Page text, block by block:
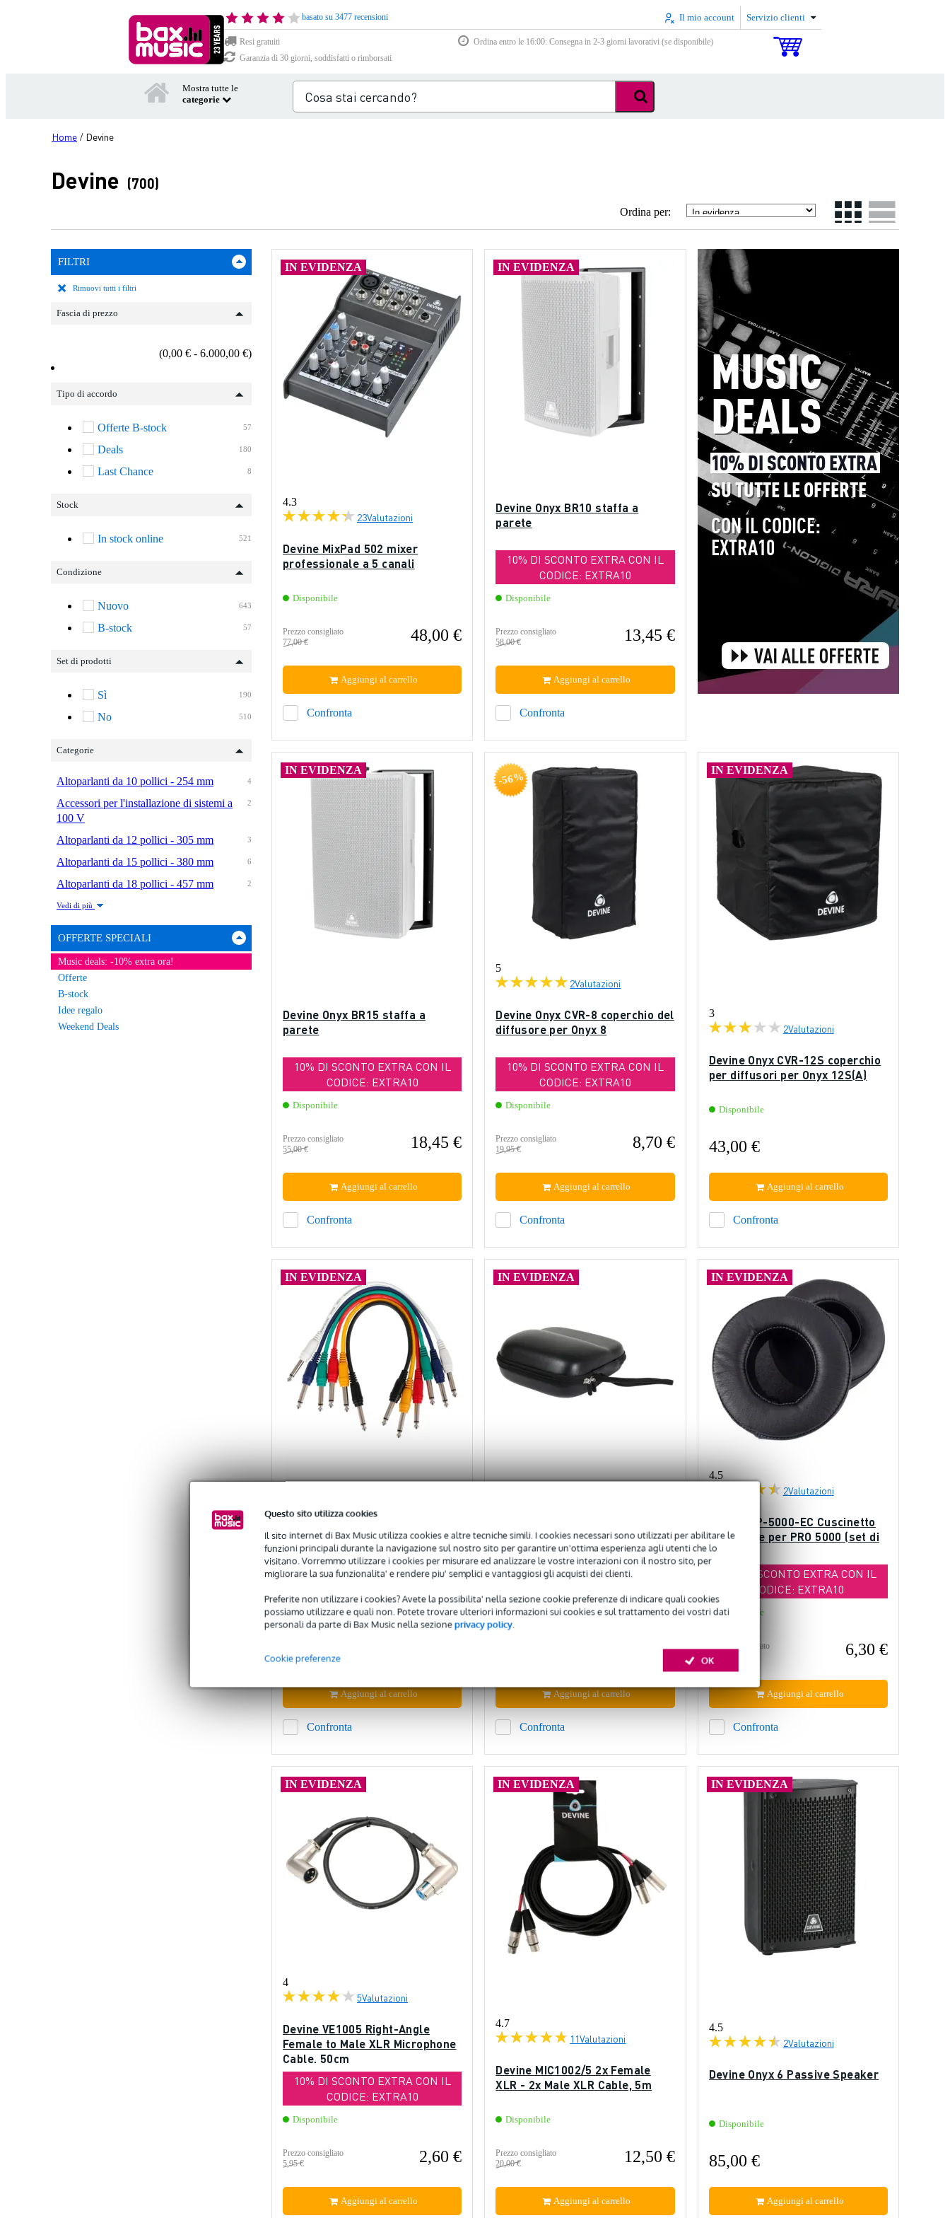
Questo sito utilizza cookies
Il sito internet di Bax Music utilizza cookies e altre tecniche simili. I cookies necessari sono utilizzati per abilitare le
funzioni principali durante la navigazione sul nostro sito per garantire un'ottima esperienza agli utenti che lo
visitano. Vorremmo utilizzare i cookies per misurare ed analizzare le vostre interazioni con il nostro sito, per
migliorare la sua funzionalita' e rendere piu' semplici e vantaggiosi gli acquisti dei clienti.
Preferite non utilizzare i cookies? Avete la possibilita' nella sezione cookie preferenze di indicare quali cookies
possiamo utilizzare e quali non. Potete trovare ulteriori informazioni sui cookies e sul trattamento dei vostri dati
personali da parte di Bax Music nella sezioneprivacy policy.
OK
Cookie preferenze
basato su 3477 recensioni Il mio account Servizio clienti
Resi gratuiti
Ordina entro le 16:00: Consegna in 2-3 giorni lavorativi (se disponibile)
Garanzia di 30 giorni, soddisfatti o rimborsati
Mostra tutte le
categorie
Home / Devine
Devine (700)
Ordina per:
FILTRI
Rimuovi tutti i filtri
Fascia di prezzo
(0,00 € - 6.000,00 €)
Tipo di accordo
57
Offerte B-stock
180
Deals
8
Last Chance
Stock
521
In stock online
Condizione
643
Nuovo
57
B-stock
Set di prodotti
190
Sì
510
No
Categorie
4
Altoparlanti da 10 pollici - 254 mm
2
Accessori per l'installazione di sistemi a
100 V
3
Altoparlanti da 12 pollici - 305 mm
6
Altoparlanti da 15 pollici - 380 mm
2
Altoparlanti da 18 pollici - 457 mm
Vedi di più
OFFERTE SPECIALI
Music deals: -10% extra ora!
Offerte
B-stock
Idee regalo
Weekend Deals
IN EVIDENZA
4.3
23Valutazioni
Devine MixPad 502 mixer
professionale a 5 canali
Disponibile
Prezzo consigliato
77,00 €
48,00 €
Confronta
Aggiungi al carrello
IN EVIDENZA
Devine Onyx BR10 staffa a
parete
10% DI SCONTO EXTRA CON IL
CODICE: EXTRA10
Disponibile
Prezzo consigliato
58,00 €
13,45 €
Confronta
Aggiungi al carrello
IN EVIDENZA
Devine Onyx BR15 staffa a
parete
10% DI SCONTO EXTRA CON IL
CODICE: EXTRA10
Disponibile
Prezzo consigliato
55,00 €
18,45 €
Confronta
Aggiungi al carrello
-56%
5
2Valutazioni
Devine Onyx CVR-8 coperchio del
diffusore per Onyx 8
10% DI SCONTO EXTRA CON IL
CODICE: EXTRA10
Disponibile
Prezzo consigliato
19,95 €
8,70 €
Confronta
Aggiungi al carrello
IN EVIDENZA
3
2Valutazioni
Devine Onyx CVR-12S coperchio
per diffusori per Onyx 12S(A)
Disponibile
43,00 €
Confronta
Aggiungi al carrello
IN EVIDENZA
4
6Valutazioni
Devine PATCH6363-RB-30cm
cavo patch 6,3 mm mono
confezione da 6 pezzi da 30 cm
Disponibile
10,40 €
Confronta
Aggiungi al carrello
IN EVIDENZA
15Valutazioni
Devine HP-B02 case voor PRO
4000
Disponibile
Confronta
Aggiungi al carrello
IN EVIDENZA
4.5
2Valutazioni
Devine HP-5000-EC Cuscinetto
auricolare per PRO 5000 (set di
2)
10% DI SCONTO EXTRA CON IL
CODICE: EXTRA10
Disponibile
Prezzo consigliato
13,00 €
6,30 €
Confronta
Aggiungi al carrello
IN EVIDENZA
4
5Valutazioni
Devine VE1005 Right-Angle
Female to Male XLR Microphone
Cable, 50cm
10% DI SCONTO EXTRA CON IL
CODICE: EXTRA10
Disponibile
Prezzo consigliato
5,95 €
2,60 €
Aggiungi al carrello
IN EVIDENZA
4.7
11Valutazioni
Devine MIC1002/5 2x Female
XLR - 2x Male XLR Cable, 5m
Disponibile
Prezzo consigliato
20,00 €
12,50 €
Aggiungi al carrello
IN EVIDENZA
4.5
2Valutazioni
Devine Onyx 6 Passive Speaker
Disponibile
85,00 €
Aggiungi al carrello